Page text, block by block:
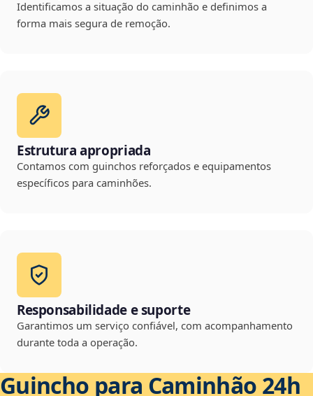
Identificamos a situação do caminhão e definimos a
forma mais segura de remoção.
Estrutura apropriada
Contamos com guinchos reforçados e equipamentos
específicos para caminhões.
Responsabilidade e suporte
Garantimos um serviço confiável, com acompanhamento
durante toda a operação.
Guincho para Caminhão 24h